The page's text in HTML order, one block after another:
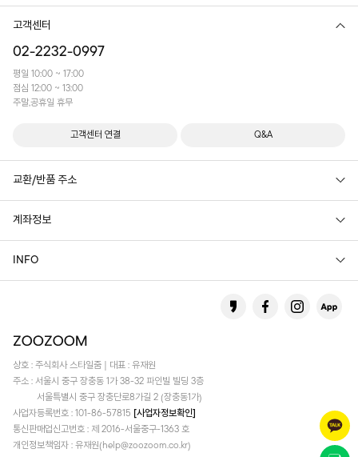
고객센터
02-2232-0997
평일 10:00 ~ 17:00
점심 12:00 ~ 13:00
주말,공휴일 휴무
고객센터 연결 Q&A
교환/반품 주소
계좌정보
INFO
상호 : 주식회사 스타일줌 | 대표 : 유재원
주소 : 서울시 중구 장충동 1가 38-32 파인빌 빌딩 3층
서울특별시 중구 장충단로8가길 2 (장충동1가)
사업자등록번호 : 101-86-57815 [사업자정보확인]
통신판매업신고번호 : 제 2016-서울중구-1363 호
개인정보책임자 : 유재원(help@zoozoom.co.kr)